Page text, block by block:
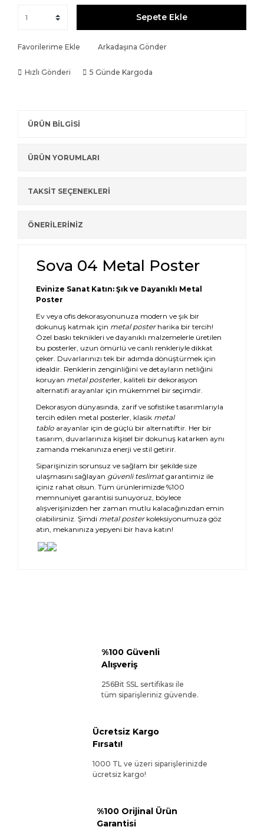
Sepete Ekle
Favorilerime Ekle Arkadaşına Gönder
Hızlı Gönderi 5 Günde Kargoda
ÜRÜN BİLGİSİ
ÜRÜN YORUMLARI
TAKSİT SEÇENEKLERİ
ÖNERİLERİNİZ
Sova 04 Metal Poster
Evinize Sanat Katın: Şık ve Dayanıklı Metal
Poster
Ev veya ofis dekorasyonunuza modern ve şık bir
dokunuş katmak için metal posterharika bir tercih!
Özel baskı teknikleri ve dayanıklı malzemelerle üretilen
bu posterler, uzun ömürlü ve canlı renkleriyle dikkat
çeker. Duvarlarınızı tek bir adımda dönüştürmek için
idealdir. Renklerin zenginliğini ve detayların netliğini
koruyan metal posterler, kaliteli bir dekorasyon
alternatifi arayanlar için mükemmel bir seçimdir.
Dekorasyon dünyasında, zarif ve sofistike tasarımlarıyla
tercih edilen metal posterler, klasik metal
tablo arayanlar için de güçlü bir alternatiftir. Her bir
tasarım, duvarlarınıza kişisel bir dokunuş katarken aynı
zamanda mekanınıza enerji ve stil getirir.
Siparişinizin sorunsuz ve sağlam bir şekilde size
ulaşmasını sağlayan güvenli teslimatgarantimiz ile
içiniz rahat olsun. Tüm ürünlerimizde %100
memnuniyet garantisi sunuyoruz, böylece
alışverişinizden her zaman mutlu kalacağınızdan emin
olabilirsiniz. Şimdi metal posterkoleksiyonumuza göz
atın, mekanınıza yepyeni bir hava katın!
%100 Güvenli
Alışveriş
256Bit SSL sertifikası ile
tüm siparişleriniz güvende.
Ücretsiz Kargo
Fırsatı!
1000 TL ve üzeri siparişlerinizde
ücretsiz kargo!
%100 Orijinal Ürün
Garantisi